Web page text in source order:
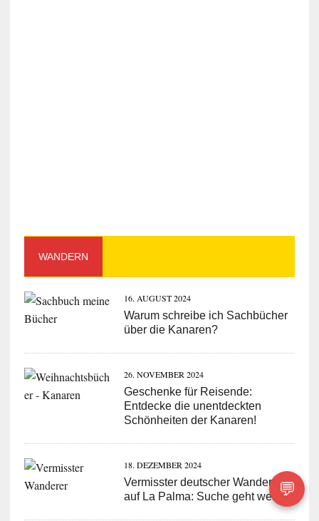
WANDERN
16. AUGUST 2024
Warum schreibe ich Sachbücher
über die Kanaren?
26. NOVEMBER 2024
Geschenke für Reisende:
Entdecke die unentdeckten
Schönheiten der Kanaren!
18. DEZEMBER 2024
Vermisster deutscher Wanderer
auf La Palma: Suche geht weiter💬